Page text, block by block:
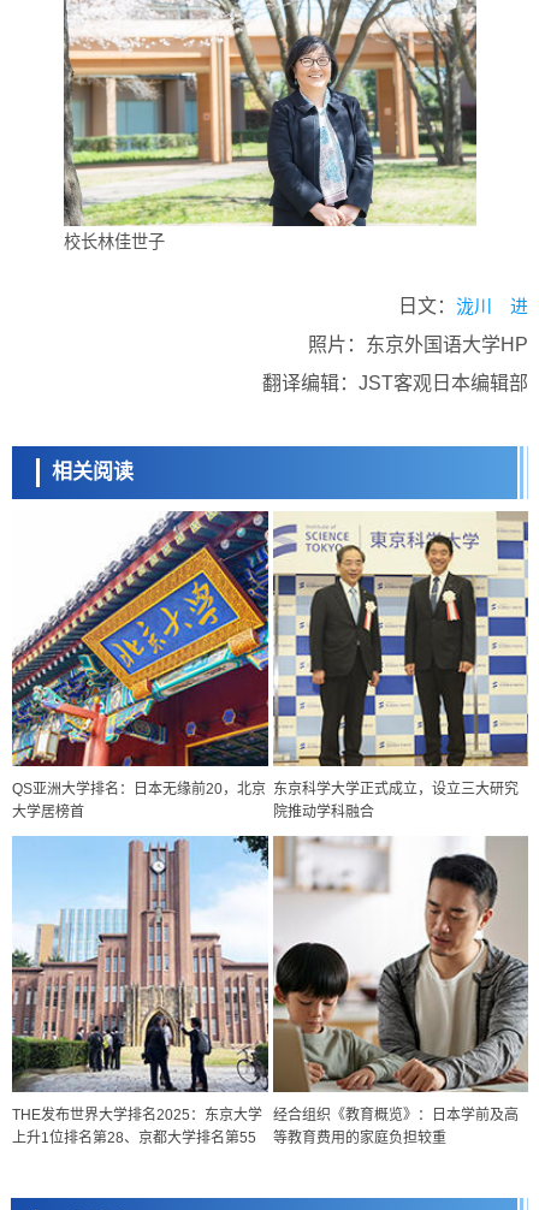
校长林佳世子
日文： 泷川 进
照片：东京外国语大学HP
翻译编辑：JST客观日本编辑部
相关阅读
QS亚洲大学排名：日本无缘前20，北京
大学居榜首
东京科学大学正式成立，设立三大研究
院推动学科融合
THE发布世界大学排名2025：东京大学
上升1位排名第28、京都大学排名第55
经合组织《教育概览》：日本学前及高
等教育费用的家庭负担较重
政策
日本科研费增设国际共同研究强化新类别，促进青年研究人员赴海外开
展研究
科学研究
京都大学高效生成光的构成单元“光子”，可应用于量子计算机